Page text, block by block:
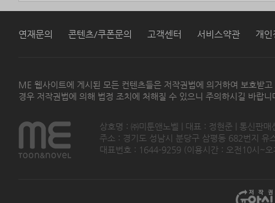
연재문의 콘텐츠/쿠폰문의 고객센터 서비스약관 개인
ME 웹사이트에 게시된 모든 컨텐츠들은 저작권법에 의거하여 보호받
경우 저작권법에 의해 법정 조치에 처해질 수 있으니 주의하시길 바랍니
상호명 : ㈜미툰앤노벨 | 대표 : 정현준 | 통신판
주소 : 경기도 성남시 분당구 삼평동 682번지
대표번호 : 1644-9259 (이용시간 : 오전10시~